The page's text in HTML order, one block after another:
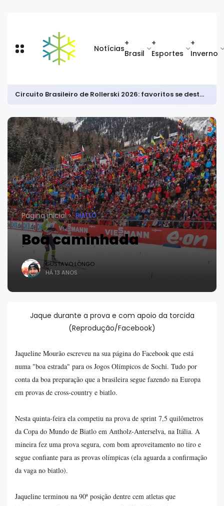
Notícias
+
Brasil
+
Esportes
+
Inverno
Circuito Brasileiro de Rollerski 2026: favoritos se destacam na abertura da temporada
Página inicial BIATLO
Boa caminhada
GUSTAVO LONGO
HÁ 13 ANOS
Jaque durante a prova e com apoio da torcida
(Reprodução/Facebook)
Jaqueline Mourão escreveu na sua página do Facebook que está
numa "boa estrada" para os Jogos Olímpicos de Sochi. Tudo por
conta da boa preparação que a brasileira segue fazendo na Europa
em provas de cross-country e biatlo.
Nesta quinta-feira ela competiu na prova de sprint 7,5 quilômetros
da Copa do Mundo de Biatlo em Antholz-Anterselva, na Itália. A
mineira fez uma prova segura, com bom aproveitamento no tiro e
segue confiante para as provas olímpicas (ela aguarda a confirmação
da vaga no biatlo).
Jaqueline terminou na 90ª posição dentre cem atletas que